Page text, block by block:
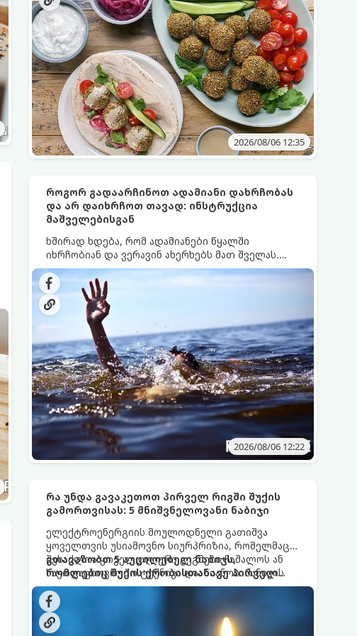
2026/08/06 12:35
როგორ გადაარჩინოთ ადამიანი დახრჩობას
და არ დაიხრჩოთ თავად: ინსტრუქცია
მაშველებისგან
ხშირად ხდება, რომ ადამიანები წყალში
იხრჩობიან და ვერავინ ახერხებს მათ შველას.
მნიშვნელოვანია იცოდეთ ძირითადი წესები,
რომელთა ცოდნა სასიცოცხლოდ
მნიშვნელოვანია.
2026/08/06 12:22
რა უნდა გავაკეთოთ პირველ რიგში შუქის
გამორთვისას: 5 მნიშვნელოვანი ნაბიჯი
ელექტროენერგიის მოულოდნელი გათიშვა
ყოველთვის უსიამოვნო სიურპრიზია, რომელმაც
შესაძლოა ყოველდღიური გეგმები ჩაშალოს ან
საყოფაცხოვრებო ტექნიკა დააზიანოს. პანიკის
თავიდან ასაცილებლად და საკუთარი სახლის
უსაფრთხოების უზრუნველსაყოფად,
მნიშვნელოვანია იცოდეთ მოქმედების ზუსტი
თანმიმდევრობა.
გთავაზობთ 5 აუცილებელ ნაბიჯს,
რომლებიც შუქის ქრობისთანავე პირველ
რიგში უნდა გადადგათ: